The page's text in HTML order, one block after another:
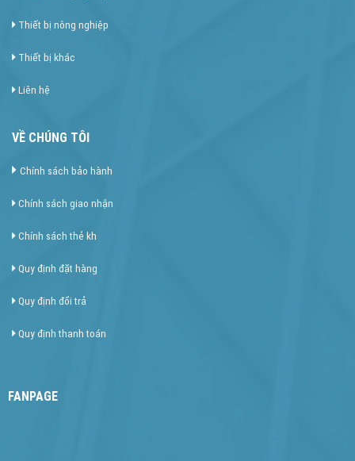
Thiết bị nông nghiệp
Thiết bị khác
Liên hệ
VỀ CHÚNG TÔI
Chính sách bảo hành
Chính sách giao nhận
Chính sách thẻ kh
Quy định đặt hàng
Quy định đổi trả
Quy định thanh toán
FANPAGE